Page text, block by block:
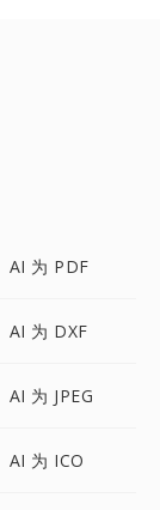
AI 为 PDF
AI 为 DXF
AI 为 JPEG
AI 为 ICO